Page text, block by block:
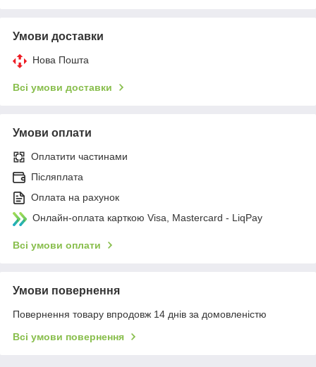
Умови доставки
Нова Пошта
Всі умови доставки
Умови оплати
Оплатити частинами
Післяплата
Оплата на рахунок
Онлайн-оплата карткою Visa, Mastercard - LiqPay
Всі умови оплати
Умови повернення
Повернення товару впродовж 14 днів за домовленістю
Всі умови повернення